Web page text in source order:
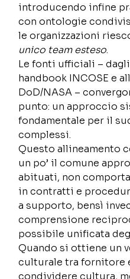
introducendo infine
con ontologie
le organizzazioni
unico team esteso.
Le fonti ufficiali – dagli
handbook INCOSE e
DoD/NASA –
punto: un approccio
fondamentale per il
complessi.
Questo allineamento
un po’ il comune
abituati, non
in contratti e
a supporto, bensì
comprensione
possibile unificata
Quando si ottiene un
culturale tra fornitore
condividere cultura,